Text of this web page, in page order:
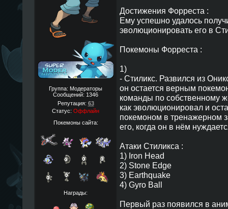
Группа: Модераторы
Сообщений: 1346
Репутация: 63
Статус: Оффлайн
Покемоны сайта:
Награды:
Достижения Форреста :
Ему успешно удалось
эволюционировать его в
Покемоны Форреста :
1)
- Стиликс. Развился из
он остается верным
команды по собственному
как эволюционировал и
покемоном в тренажерном
его, когда он в нём
Атаки Стиликса :
1) Iron Head
2) Stone Edge
3) Earthquake
4) Gyro Ball
Первый раз появился в